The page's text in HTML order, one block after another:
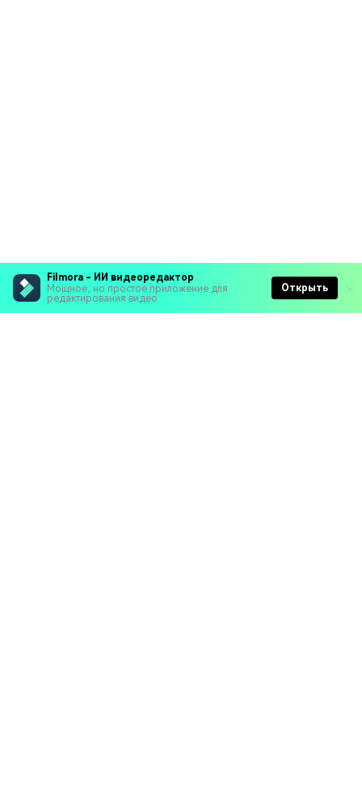
Filmora - ИИ видеоредактор
Мощное, но простое приложение для
редактирования видео
Открыть